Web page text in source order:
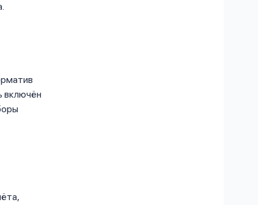
включён